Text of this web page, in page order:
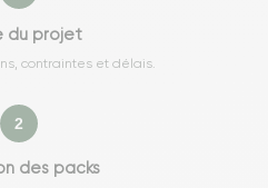
du projet
contraintes et délais.
2
des packs